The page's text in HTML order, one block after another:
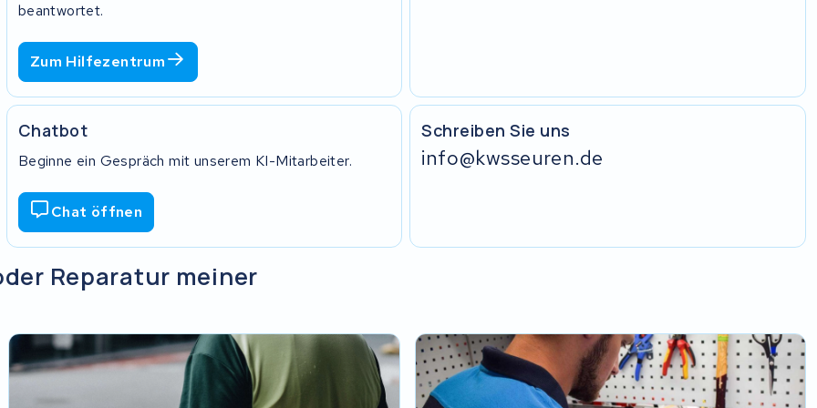
Formular können wir deine
länger.
verschlossenen Umschlag mit. Klebe
testen.
beantwortet.
Zum Hilfezentrum
Schreiben Sie uns
info@kwsseuren.de
Chatbot
Beginne ein Gespräch mit unserem KI-Mitarbeiter.
Chat öffnen
Reparatur meiner